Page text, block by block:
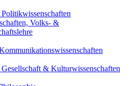
Volks- &
Gesellschaft & Kulturwissenschaften